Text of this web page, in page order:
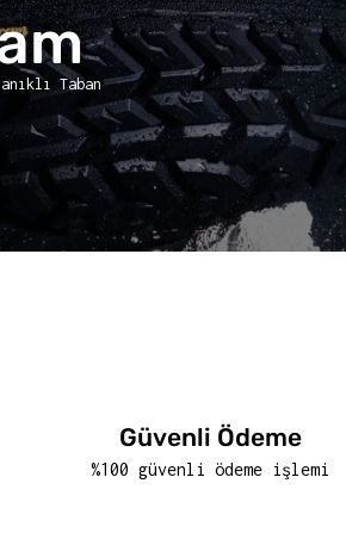
Taban
Güvenli Ödeme
%100 güvenli ödeme işlemi